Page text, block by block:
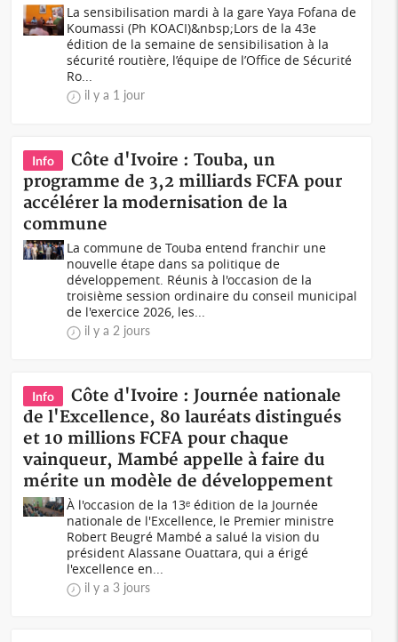
La sensibilisation mardi à la gare Yaya Fofana de
Koumassi (Ph KOACI)&nbsp;Lors de la 43e
édition de la semaine de sensibilisation à la
sécurité routière, l’équipe de l’Office de Sécurité
Ro...
il y a 1 jour
Info
Côte d'Ivoire : Touba, un
programme de 3,2 milliards FCFA pour
accélérer la modernisation de la
commune
La commune de Touba entend franchir une
nouvelle étape dans sa politique de
développement. Réunis à l'occasion de la
troisième session ordinaire du conseil municipal
de l'exercice 2026, les...
il y a 2 jours
Info
Côte d'Ivoire : Journée nationale
de l'Excellence, 80 lauréats distingués
et 10 millions FCFA pour chaque
vainqueur, Mambé appelle à faire du
mérite un modèle de développement
À l'occasion de la 13ᵉ édition de la Journée
nationale de l'Excellence, le Premier ministre
Robert Beugré Mambé a salué la vision du
président Alassane Ouattara, qui a érigé
l'excellence en...
il y a 3 jours